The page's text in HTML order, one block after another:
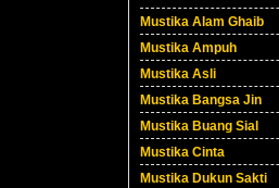
Mustika Alam Ghaib
Mustika Ampuh
Mustika Asli
Mustika Bangsa Jin
Mustika Buang Sial
Mustika Cinta
Mustika Dukun Sakti